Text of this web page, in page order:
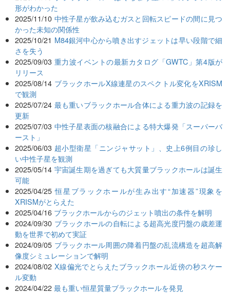
形がわかった
2025/11/10 中性子星が飲み込むガスと回転スピードの間に見つ
かった未知の関係性
2025/10/21 M84銀河中心から噴き出すジェットは早い段階で細
さを失う
2025/09/03 重力波イベントの最新カタログ「GWTC」第4版が
リリース
2025/08/14 ブラックホールX線連星のスペクトル変化をXRISM
で観測
2025/07/24 最も重いブラックホール合体による重力波の記録を
更新
2025/07/03 中性子星表面の核融合による特大爆発「スーパーバ
ースト」
2025/06/03 超小型衛星「ニンジャサット」、史上6例目の珍し
い中性子星を観測
2025/05/14 宇宙誕生期を過ぎても大質量ブラックホールは誕生
可能
2025/04/25 恒星ブラックホールが生み出す“加速器”現象を
XRISMがとらえた
2025/04/16 ブラックホールからのジェット噴出の条件を解明
2024/09/30 ブラックホールの自転による超高光度円盤の歳差運
動を世界で初めて実証
2024/09/05 ブラックホール周囲の降着円盤の乱流構造を超高解
像度シミュレーションで解明
2024/08/02 X線偏光でとらえたブラックホール近傍の秒スケー
ル変動
2024/04/22 最も重い恒星質量ブラックホールを発見